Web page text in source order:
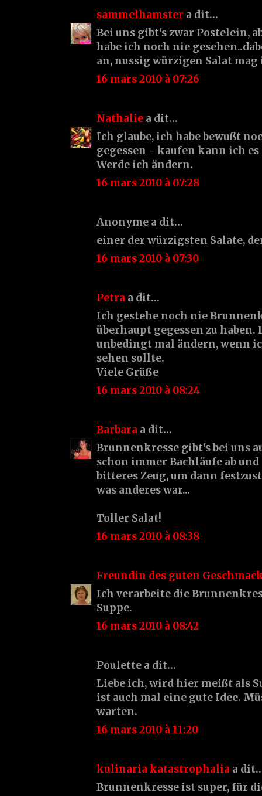
sammelhamster a dit…
Bei uns gibt's zwar Postelein,
habe ich noch nie
an, nussig würzigen Salat mag
16 mars 2010 à 07:26
Nathalie a dit…
Ich glaube, ich habe bewußt
gegessen - kaufen kann ich es
Werde ich ändern.
16 mars 2010 à 07:28
Anonyme a dit…
einer der würzigsten Salate,
16 mars 2010 à 07:30
Petra a dit…
Ich gestehe noch nie
überhaupt gegessen zu haben.
unbedingt mal ändern, wenn
sehen sollte.
Viele Grüße
16 mars 2010 à 08:24
Barbara a dit…
Brunnenkresse gibt's bei uns
schon immer Bachläufe ab
bitteres Zeug, um dann
was anderes war...
Toller Salat!
16 mars 2010 à 08:38
Freundin des guten
Ich verarbeite die
Suppe.
16 mars 2010 à 08:42
Poulette a dit…
Liebe ich, wird hier meißt als
ist auch mal eine gute Idee.
warten.
16 mars 2010 à 11:20
kulinaria katastrophalia a
Brunnenkresse ist super, für